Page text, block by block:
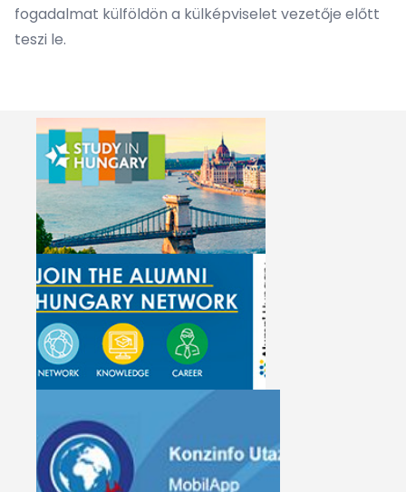
fogadalmat külföldön a külképviselet vezetője előtt
teszi le.